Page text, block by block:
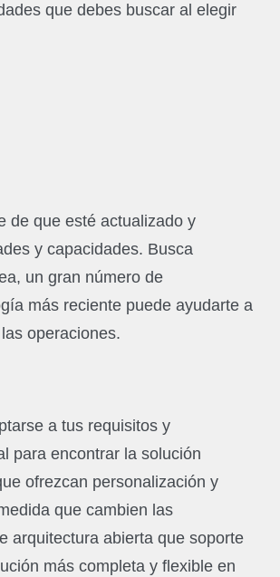
que debes buscar al elegir
de que esté actualizado y
y capacidades. Busca
un gran número de
más reciente puede ayudarte a
operaciones.
a tus requisitos y
para encontrar la solución
ofrezcan personalización y
que cambien las
arquitectura abierta que soporte
más completa y flexible en